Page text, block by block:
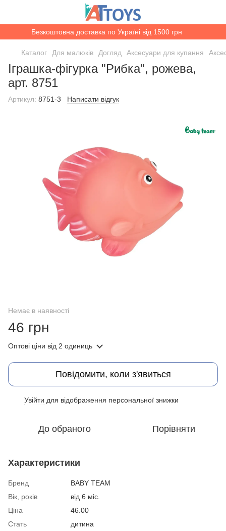
Безкоштовна доставка по Україні від 1500 грн
Каталог Для малюків Догляд Аксесуари для купання
Іграшка-фігурка "Рибка", рожева,
арт. 8751
Артикул: 8751-3 Написати відгук
Немає в наявності
46 грн
Оптові ціни від 2 одиниць
Повідомити, коли з'явиться
Увійти для відображення персональної знижки
До обраного Порівняти
Характеристики
Бренд
BABY TEAM
Вік, років
від 6 міс.
Ціна
46.00
Стать
дитина